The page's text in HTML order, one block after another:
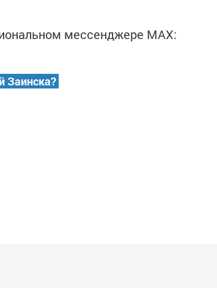
мессенджере MАХ:
Заинска?